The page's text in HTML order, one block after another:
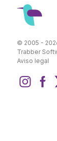
© 2005 -
Trabber
Aviso legal